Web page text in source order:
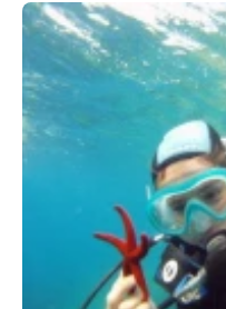
Un grand merci à vous !
Lire